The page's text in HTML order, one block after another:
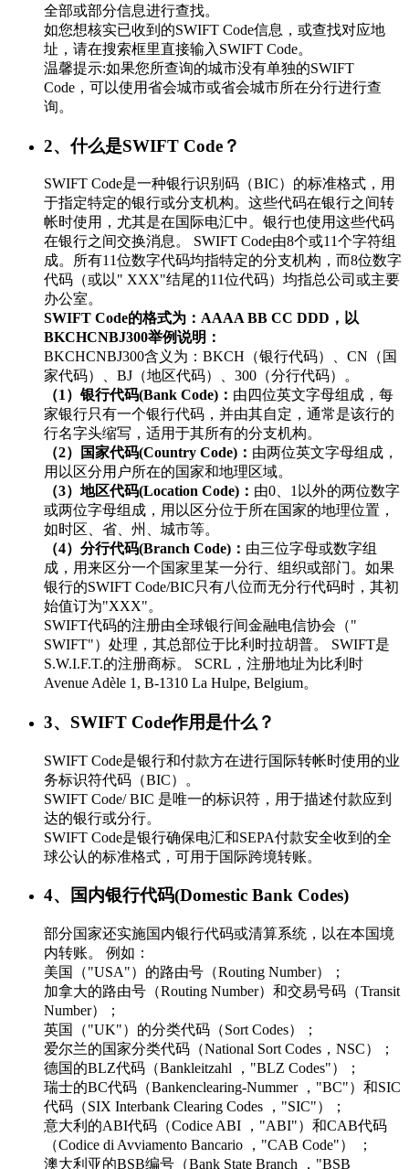
全部或部分信息进行查找。
如您想核实已收到的SWIFT Code信息，或查找对应地
址，请在搜索框里直接输入SWIFT Code。
温馨提示:如果您所查询的城市没有单独的SWIFT
Code，可以使用省会城市或省会城市所在分行进行查
询。
2、什么是SWIFT Code？
SWIFT Code是一种银行识别码（BIC）的标准格式，用
于指定特定的银行或分支机构。这些代码在银行之间转
帐时使用，尤其是在国际电汇中。银行也使用这些代码
在银行之间交换消息。 SWIFT Code由8个或11个字符组
成。所有11位数字代码均指特定的分支机构，而8位数字
代码（或以" XXX"结尾的11位代码）均指总公司或主要
办公室。
SWIFT Code的格式为：AAAA BB CC DDD，以
BKCHCNBJ300举例说明：
BKCHCNBJ300含义为：BKCH（银行代码）、CN（国
家代码）、BJ（地区代码）、300（分行代码）。
（1）银行代码(Bank Code)： 由四位英文字母组成，每
家银行只有一个银行代码，并由其自定，通常是该行的
行名字头缩写，适用于其所有的分支机构。
（2）国家代码(Country Code)： 由两位英文字母组成，
用以区分用户所在的国家和地理区域。
（3）地区代码(Location Code)： 由0、1以外的两位数字
或两位字母组成，用以区分位于所在国家的地理位置，
如时区、省、州、城市等。
（4）分行代码(Branch Code)： 由三位字母或数字组
成，用来区分一个国家里某一分行、组织或部门。如果
银行的SWIFT Code/BIC只有八位而无分行代码时，其初
始值订为"XXX"。
SWIFT代码的注册由全球银行间金融电信协会（"
SWIFT"）处理，其总部位于比利时拉胡普。 SWIFT是
S.W.I.F.T.的注册商标。 SCRL，注册地址为比利时
Avenue Adèle 1, B-1310 La Hulpe, Belgium。
3、SWIFT Code作用是什么？
SWIFT Code是银行和付款方在进行国际转帐时使用的业
务标识符代码（BIC）。
SWIFT Code/ BIC 是唯一的标识符，用于描述付款应到
达的银行或分行。
SWIFT Code是银行确保电汇和SEPA付款安全收到的全
球公认的标准格式，可用于国际跨境转账。
4、国内银行代码(Domestic Bank Codes)
部分国家还实施国内银行代码或清算系统，以在本国境
内转账。 例如：
美国（"USA"）的路由号（Routing Number）；
加拿大的路由号（Routing Number）和交易号码（Transit
Number）；
英国（"UK"）的分类代码（Sort Codes）；
爱尔兰的国家分类代码（National Sort Codes，NSC）；
德国的BLZ代码（Bankleitzahl ，"BLZ Codes"）；
瑞士的BC代码（Bankenclearing-Nummer ，"BC"）和SIC
代码（SIX Interbank Clearing Codes ，"SIC"）；
意大利的ABI代码（Codice ABI ，"ABI"）和CAB代码
（Codice di Avviamento Bancario ，"CAB Code"） ；
澳大利亚的BSB编号（Bank State Branch ，"BSB